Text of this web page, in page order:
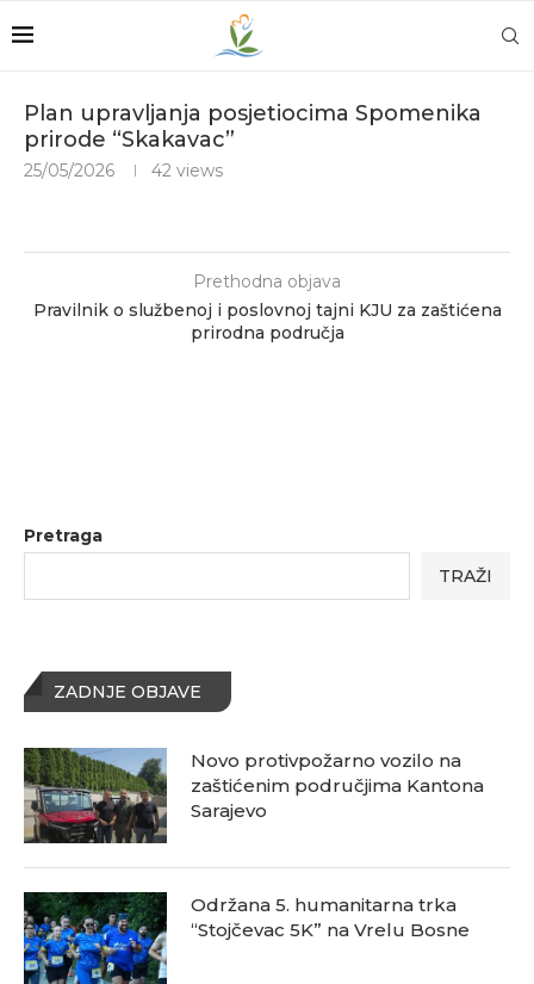
Plan upravljanja posjetiocima Spomenika
prirode “Skakavac”
25/05/2026 42 views
Prethodna objava
Pravilnik o službenoj i poslovnoj tajni KJU za zaštićena
prirodna područja
Pretraga
TRAŽI
ZADNJE OBJAVE
Novo protivpožarno vozilo na
zaštićenim područjima Kantona
Sarajevo
Održana 5. humanitarna trka
“Stojčevac 5K” na Vrelu Bosne